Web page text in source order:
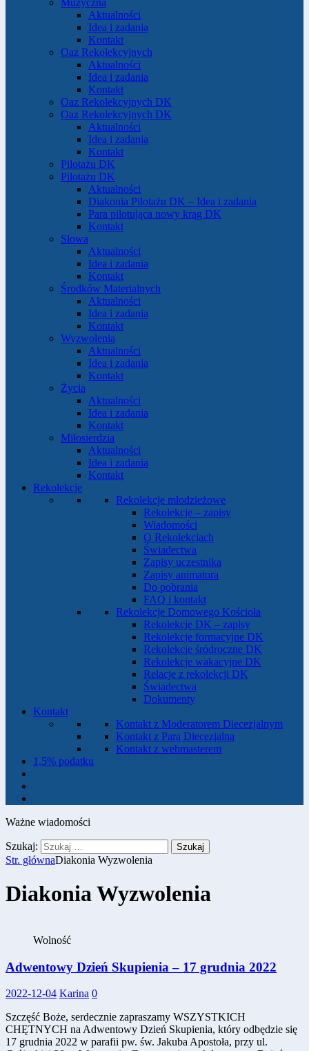
Muzyczna
Aktualności
Idea i zadania
Kontakt
Oaz Rekolekcyjnych
Aktualności
Idea i zadania
Kontakt
Oaz Rekolekcyjnych DK
Oaz Rekolekcyjnych DK
Aktualności
Idea i zadania
Kontakt
Pilotażu DK
Pilotażu DK
Aktualności
Diakonia Pilotażu DK – Idea i zadania
Para pilotująca nowy krąg DK
Kontakt
Słowa
Aktualności
Idea i zadania
Kontakt
Środków Materialnych
Aktualności
Idea i zadania
Kontakt
Wyzwolenia
Aktualności
Idea i zadania
Kontakt
Życia
Aktualności
Idea i zadania
Kontakt
Miłosierdzia
Aktualności
Idea i zadania
Kontakt
Rekolekcje
Rekolekcje młodzieżowe
Rekolekcje – zapisy
Wiadomości
O Rekolekcjach
Świadectwa
Zapisy uczestnika
Zapisy animatora
Do pobrania
FAQ i kontakt
Rekolekcje Domowego Kościoła
Rekolekcje DK – zapisy
Rekolekcje formacyjne DK
Rekolekcje śródroczne DK
Rekolekcje wakacyjne DK
Relacje z rekolekcji DK
Świadectwa
Dokumenty
Kontakt
Kontakt z Moderatorem Diecezjalnym
Kontakt z Parą Diecezjalną
Kontakt z webmasterem
1,5% podatku
Ważne wiadomości
Szukaj:
Str. głównaDiakonia Wyzwolenia
Diakonia Wyzwolenia
Wolność
Adwentowy Dzień Skupienia – 17 grudnia 2022
2022-12-04 Karina 0
Szczęść Boże, serdecznie zapraszamy WSZYSTKICH
CHĘTNYCH na Adwentowy Dzień Skupienia, który odbędzie się
17 grudnia 2022 w parafii pw. św. Jakuba Apostoła, przy ul.